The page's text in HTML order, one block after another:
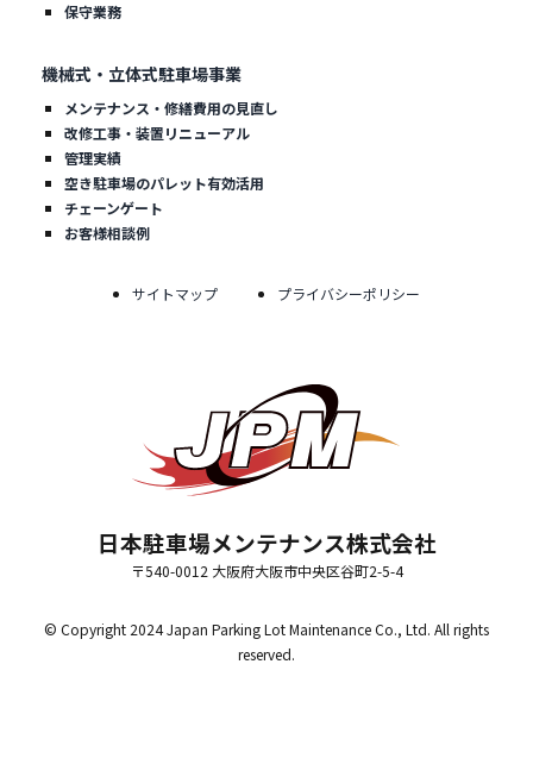
日本駐車場メンテナンス株式会社
〒540-0012 大阪府大阪市中央区谷町2-5-4
保守業務
機械式・立体式駐車場事業
メンテナンス・修繕費用の見直し
改修工事・装置リニューアル
管理実績
空き駐車場のパレット有効活用
チェーンゲート
お客様相談例
サイトマップ プライバシーポリシー
© Copyright 2024 Japan Parking Lot Maintenance Co., Ltd. All rights
reserved.